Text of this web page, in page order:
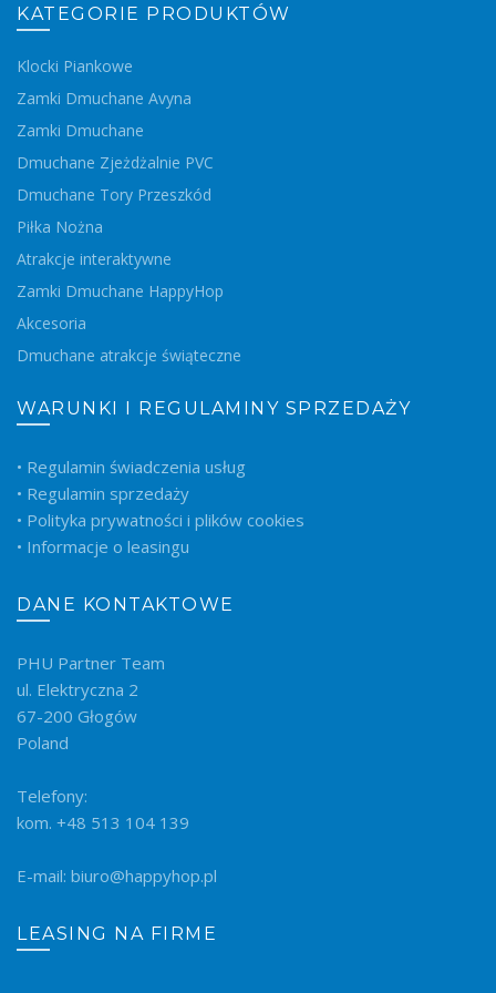
KATEGORIE PRODUKTÓW
Klocki Piankowe
Zamki Dmuchane Avyna
Zamki Dmuchane
Dmuchane Zjeżdżalnie PVC
Dmuchane Tory Przeszkód
Piłka Nożna
Atrakcje interaktywne
Zamki Dmuchane HappyHop
Akcesoria
Dmuchane atrakcje świąteczne
WARUNKI I REGULAMINY SPRZEDAŻY
• Regulamin świadczenia usług
• Regulamin sprzedaży
• Polityka prywatności i plików cookies
• Informacje o leasingu
DANE KONTAKTOWE
PHU Partner Team
ul. Elektryczna 2
67-200 Głogów
Poland
Telefony:
kom. +48 513 104 139
E-mail: biuro@happyhop.pl
LEASING NA FIRME